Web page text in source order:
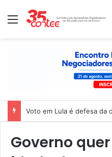
Menu
Voto em Lula é defesa da
Governo